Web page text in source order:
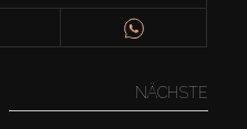
NÄCHSTE